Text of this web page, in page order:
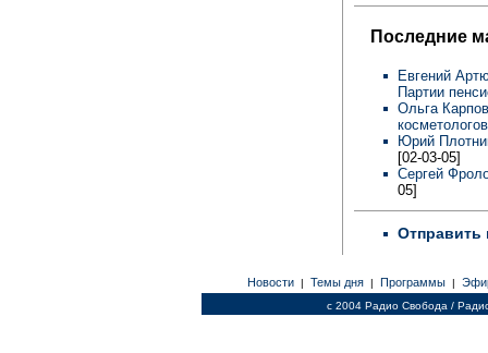
Последние
Евгений
Партии
Ольга
Юрий
[02-03-05]
Сергей
05]
Отправить
Новости | Темы дня | Программы |
c 2004 Радио Свобода /